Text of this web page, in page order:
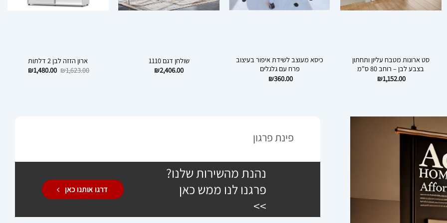
סט ארונות מטבח עליון ותחתון
בצבע לבן – רוחב 80 ס"מ
₪1,152.00
כיסא מעוצב לשידת איפור בעיצוב
פרח עם גלגלים
₪360.00
שולחן דגם 1110
₪2,406.00
ארון הזזה לבן 2 דלתות
₪1,623.00 המחיר
המקורי
₪1,480.00 המחיר
פינת פרגון
נהנת מהשירות שלנו?
פרגנו לנו ממש כאן
>>
דרגו אותנו כאן